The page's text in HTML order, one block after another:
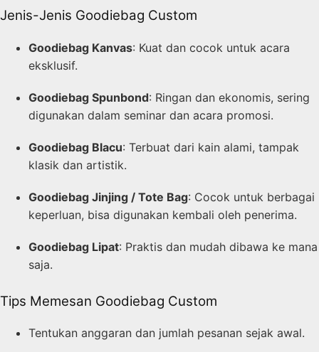
Jenis-Jenis Goodiebag Custom
Goodiebag Kanvas: Kuat dan cocok untuk acara
eksklusif.
Goodiebag Spunbond: Ringan dan ekonomis, sering
digunakan dalam seminar dan acara promosi.
Goodiebag Blacu: Terbuat dari kain alami, tampak
klasik dan artistik.
Goodiebag Jinjing / Tote Bag: Cocok untuk berbagai
keperluan, bisa digunakan kembali oleh penerima.
Goodiebag Lipat: Praktis dan mudah dibawa ke mana
saja.
Tips Memesan Goodiebag Custom
Tentukan anggaran dan jumlah pesanan sejak awal.